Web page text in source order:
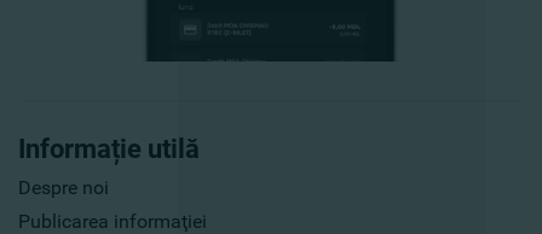
Informație utilă
Despre noi
Publicarea informaţiei